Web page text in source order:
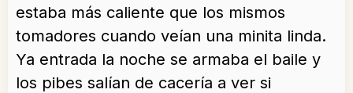
estaba más caliente que los mismos
tomadores cuando veían una minita linda.
Ya entrada la noche se armaba el baile y
los pibes salían de cacería a ver si